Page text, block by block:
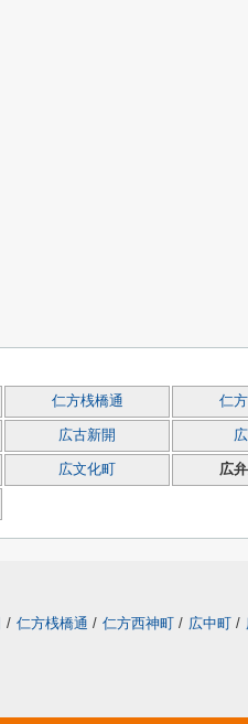
仁方桟橋通 仁方
広古新開
広文化町 広弁
/ 仁方桟橋通 / 仁方西神町 / 広中町 /